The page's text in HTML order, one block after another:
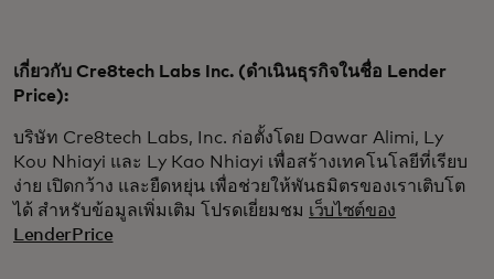
เกี่ยวกับ Cre8tech Labs Inc. (ดำเนินธุรกิจในชื่อ Lender
Price):
บริษัท Cre8tech Labs, Inc. ก่อตั้งโดย Dawar Alimi, Ly
Kou Nhiayi และ Ly Kao Nhiayi เพื่อสร้างเทคโนโลยีที่เรียบ
ง่าย เปิดกว้าง และยืดหยุ่น เพื่อช่วยให้พันธมิตรของเราเติบโต
ได้ สำหรับข้อมูลเพิ่มเติม โปรดเยี่ยมชม เว็บไซต์ของ
LenderPrice